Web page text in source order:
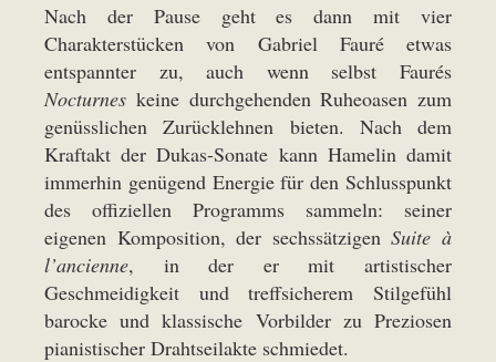
Nach der Pause geht es dann mit vier
Charakterstücken von Gabriel Fauré etwas
entspannter zu, auch wenn selbst Faurés
Nocturnes keine durchgehenden Ruheoasen zum
genüsslichen Zurücklehnen bieten. Nach dem
Kraftakt der Dukas-Sonate kann Hamelin damit
immerhin genügend Energie für den Schlusspunkt
des offiziellen Programms sammeln: seiner
eigenen Komposition, der sechssätzigenSuite à
l’ancienne, in der er mit artistischer
Geschmeidigkeit und treffsicherem Stilgefühl
barocke und klassische Vorbilder zu Preziosen
pianistischer Drahtseilakte schmiedet.